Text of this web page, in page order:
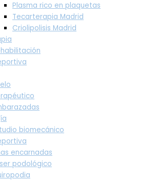
Plasma rico en plaquetas
Tecarterapia Madrid
Criolipolisis Madrid
biomecánico
encarnadas
podológico